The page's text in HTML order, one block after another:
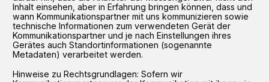
Inhalt einsehen, aber in Erfahrung bringen können, dass und
wann Kommunikationspartner mit uns kommunizieren sowie
technische Informationen zum verwendeten Gerät der
Kommunikationspartner und je nach Einstellungen ihres
Gerätes auch Standortinformationen (sogenannte
Metadaten) verarbeitet werden.
Hinweise zu Rechtsgrundlagen: Sofern wir